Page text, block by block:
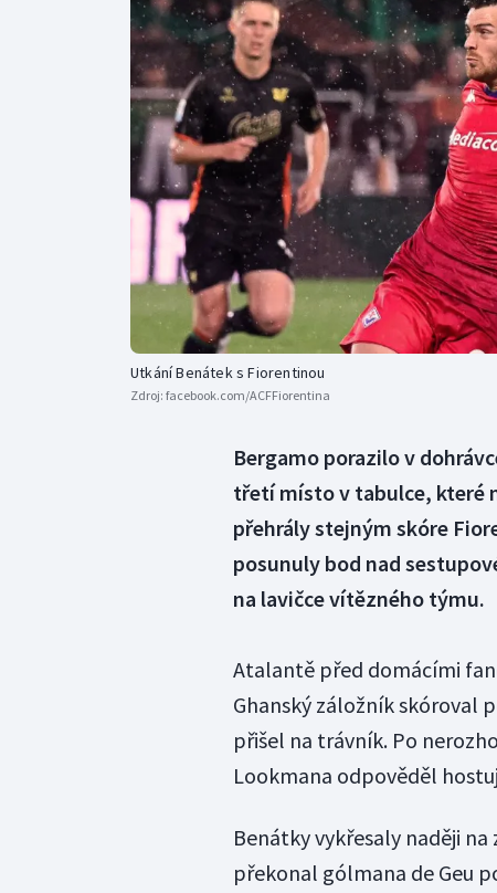
Curling
Dostihy
Florbal
Futsal
Golf
Gymnastika
Utkání Benátek s Fiorentinou
Zdroj: facebook.com/ACFFiorentina
Bergamo porazilo v
třetí místo v tabulce, které
přehrály stejným skóre
posunuly bod nad
na lavičce vítězného týmu.
Atalantě před domácími
Ghanský záložník skóroval
přišel na trávník. Po
Lookmana odpověděl
Benátky vykřesaly naději
překonal gólmana de Geu